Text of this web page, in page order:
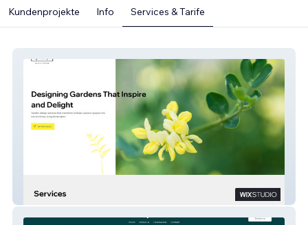
Kundenprojekte Info Services & Tarife
Ingrid Smyth